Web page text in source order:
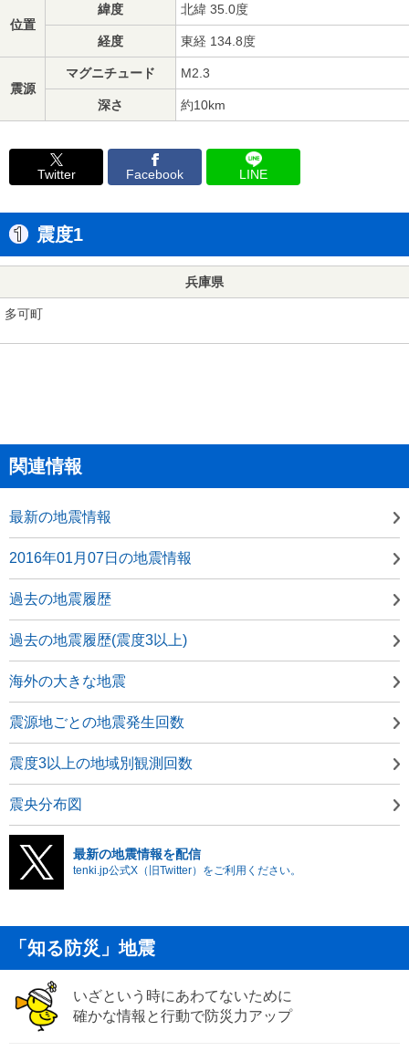
位置
緯度 北緯 35.0度
経度 東経 134.8度
震源
マグニチュード M2.3
深さ 約10km
Twitter Facebook LINE
震度1
兵庫県
多可町
関連情報
最新の地震情報
2016年01月07日の地震情報
過去の地震履歴
過去の地震履歴(震度3以上)
海外の大きな地震
震源地ごとの地震発生回数
震度3以上の地域別観測回数
震央分布図
最新の地震情報を配信
tenki.jp公式X（旧Twitter）をご利用ください。
「知る防災」地震
いざという時にあわてないために
確かな情報と行動で防災力アップ